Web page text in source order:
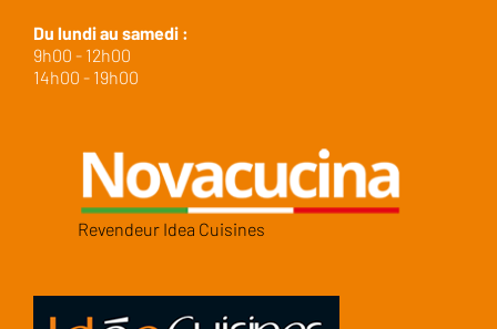
Du lundi au samedi :
9h00 - 12h00
14h00 - 19h00
Revendeur Idea Cuisines